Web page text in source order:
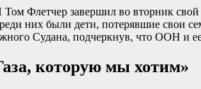
Флетчер завершил во вторник
них были дети, потерявшие свои
Судана, подчеркнув, что ООН и
которую мы хотим»